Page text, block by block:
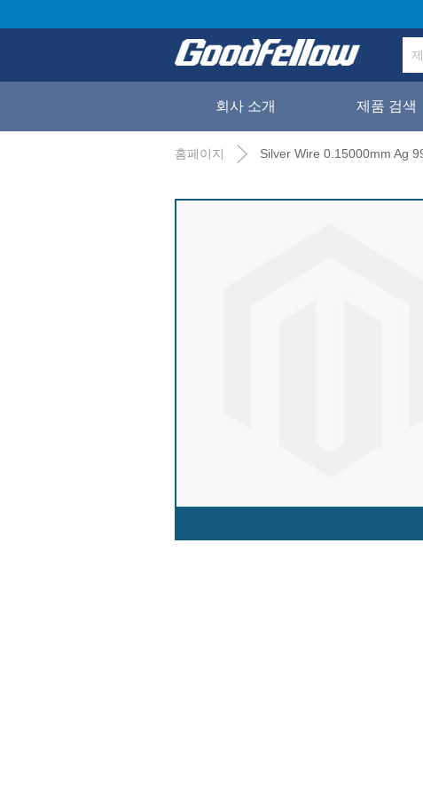
회사 소개 제품 검색
홈페이지 Silver Wire 0.15000mm Ag